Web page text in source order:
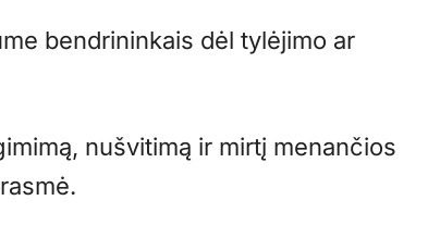
bendrininkais dėl tylėjimo ar
nušvitimą ir mirtį menančios